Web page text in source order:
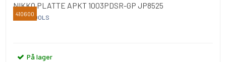
NIKKO PLATTE APKT 1003PDSR-GP JP8525
NIKKO TOOLS
410600
På lager